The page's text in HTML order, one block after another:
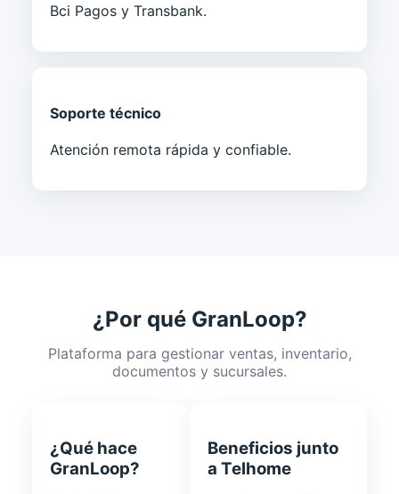
Bci Pagos y Transbank.
Soporte técnico
Atención remota rápida y confiable.
¿Por qué GranLoop?
Plataforma para gestionar ventas, inventario,
documentos y sucursales.
¿Qué hace
GranLoop?
Beneficios junto
a Telhome